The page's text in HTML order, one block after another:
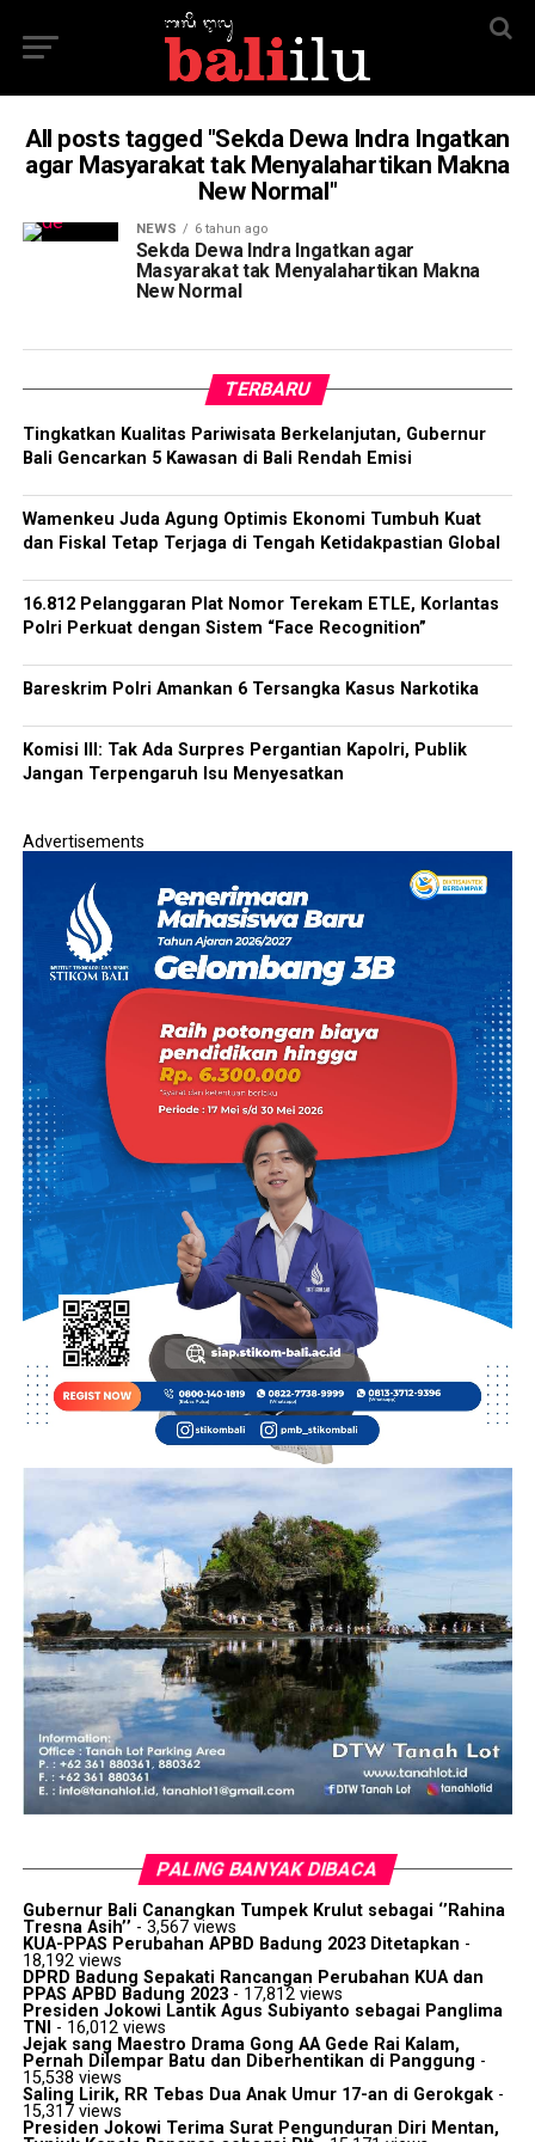
All posts tagged "Sekda Dewa Indra Ingatkan
agar Masyarakat tak Menyalahartikan Makna
New Normal"
NEWS 6 tahun ago
Sekda Dewa Indra Ingatkan agar
Masyarakat tak Menyalahartikan Makna
New Normal
TERBARU
Tingkatkan Kualitas Pariwisata Berkelanjutan, Gubernur
Bali Gencarkan 5 Kawasan di Bali Rendah Emisi
Wamenkeu Juda Agung Optimis Ekonomi Tumbuh Kuat
dan Fiskal Tetap Terjaga di Tengah Ketidakpastian Global
16.812 Pelanggaran Plat Nomor Terekam ETLE, Korlantas
Polri Perkuat dengan Sistem “Face Recognition”
Bareskrim Polri Amankan 6 Tersangka Kasus Narkotika
Komisi III: Tak Ada Surpres Pergantian Kapolri, Publik
Jangan Terpengaruh Isu Menyesatkan
Advertisements
PALING BANYAK DIBACA
Gubernur Bali Canangkan Tumpek Krulut sebagai ‘’Rahina
Tresna Asih’’ - 3,567 views
KUA-PPAS Perubahan APBD Badung 2023 Ditetapkan -
18,192 views
DPRD Badung Sepakati Rancangan Perubahan KUA dan
PPAS APBD Badung 2023- 17,812 views
Presiden Jokowi Lantik Agus Subiyanto sebagai Panglima
TNI
- 16,012 views
Jejak sang Maestro Drama Gong AA Gede Rai Kalam,
Pernah Dilempar Batu dan Diberhentikan di Panggung -
15,538 views
Saling Lirik, RR Tebas Dua Anak Umur 17-an di Gerokgak-
15,317 views
Presiden Jokowi Terima Surat Pengunduran Diri Mentan,